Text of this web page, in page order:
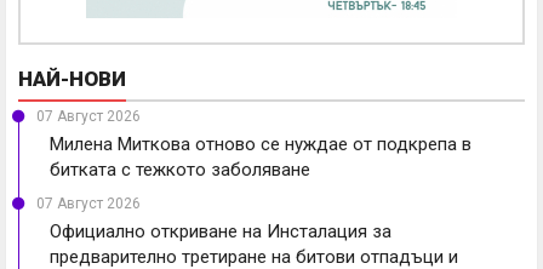
НАЙ-НОВИ
07 Август 2026
Милена Миткова отново се нуждае от подкрепа в
битката с тежкото заболяване
07 Август 2026
Официално откриване на Инсталация за
предварително третиране на битови отпадъци и